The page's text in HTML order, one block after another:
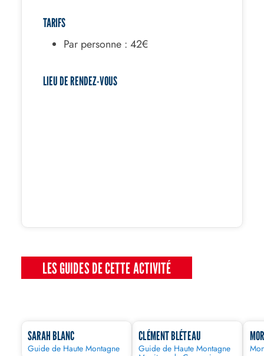
TARIFS
Par personne : 42€
LIEU DE RENDEZ-VOUS
LES GUIDES DE CETTE ACTIVITÉ
SARAH BLANC
Guide de Haute Montagne
CLÉMENT BLÉTEAU
Guide de Haute Montagne